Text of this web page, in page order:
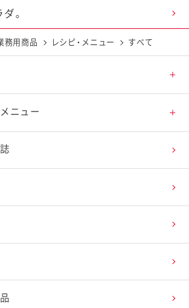
。
務用商品 レシピ・メニュー すべて
一覧
ニュー
楽しむイースター
ラダでおいしく！サラぱん
ラダ